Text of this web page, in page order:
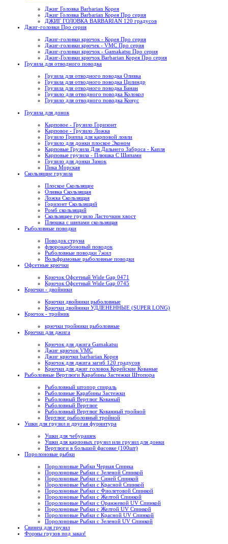
Джиг Головка Barbarian Корея
Джиг Головка Barbarian Корея Про серия
ДЖИГ ГОЛОВКА BARBARIAN 120 градусов
Джиг-головки Про серия
Джиг-головки крючок - Корея Про серия
Джиг-головки крючек - VMC Про серия
Джиг-головки крючок - Gamakatsu Про серия
Джиг-Головки крючок Barbarian Корея Про серия
Грузила для отводного поводка
Грузила для отводного поводка Оливка
Грузила для отводного поводка Цилиндр
Грузила для отводного поводка Банан
Грузило для отводного поводка Колокол
Грузило для отводного поводка Конус
Грузила для донок
Карповое - Грузило Горизонт
Карповое - Грузило Ложка
Грузило Гриппа для карповой ловли
Грузило для донки плоское Эконом
Карповые Грузила Для Дальнего Заброса - Капля
Карповые грузила - Плюшка С Шипами
Грузило для донки Замок
Пика Морская
Скользящие грузила
Плоское Скользящее
Оливка Скользящая
Ложка Скользящая
Горизонт Скользящий
Ромб скользящий
Скользящее грузило Ласточкин хвост
Плюшка с шипами скользящая
Рыболовные поводки
Поводок струна
флюрокарбоновый поводок
Рыболовные поводки 7жил
Вольфрамовые рыболовные поводки
Офсетные крючки
Крючок Офсетный Wide Gap 0471
Крючок Офсетный Wide Gap 0745
Крючки - двойники
Крючки двойники рыболовные
Крючки двойники УДЛЕНЕННЫЕ (SUPER LONG)
Крючок - тройник
крючки тройники рыболовные
Крючки для джига
Крючок для джига Gamakatsu
Джиг крючок VMC
Джиг крючки barbarian Корея
Крючок для джига загиб 120 градусов
Крючки для джиг головок Корейские Кованые
Рыболовные Вертлюги Карабины Застежки Штопора
Рыболовный штопор спираль
Рыболовные Карабины Застежки
Рыболовный Вертлюг Кованый
Рыболовный Вертлюг
Рыболовный Вертлюг Кованный тройной
Вертлюг рыболовный тройной
Ушки для грузил и другая фурнитура
Ушки для чебурашек
Ушки для карповых грузил или грузил для донки
Вертлюги в большой фасовке (100шт)
Поролоновые рыбки
Поролоновые Рыбки Черная Спинка
Поролоновые Рыбки с Зеленой Спинкой
Поролоновые Рыбки с Синей Спинкой
Поролоновые Рыбки с Красной Спинкой
Поролоновые Рыбки с Фиолетовой Спинкой
Поролоновые Рыбки с Желтой Спинкой
Поролоновые Рыбки с Оранжевой UV Спинкой
Поролоновые Рыбки с Желтой UV Спинкой
Поролоновые Рыбки с Красной UV Спинкой
Поролоновые Рыбки с Зеленой UV Спинкой
Свинец для грузил
Формы грузов под заказ!